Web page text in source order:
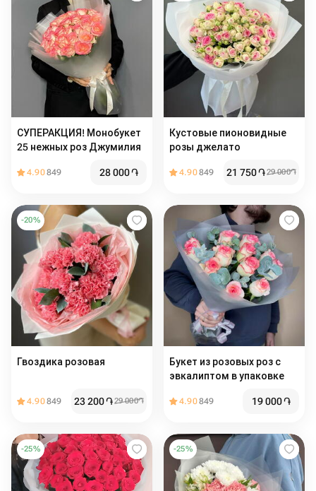
СУПЕРАКЦИЯ! Монобукет
25 нежных роз Джумилия
4.90849 28 000֏
Кустовые пионовидные
розы джелато
4.90849 21 750֏29 000֏
-20%
Гвоздика розовая
4.90849 23 200֏29 000֏
Букет из розовых роз с
эвкалиптом в упаковке
4.90849 19 000֏
-25% -25%